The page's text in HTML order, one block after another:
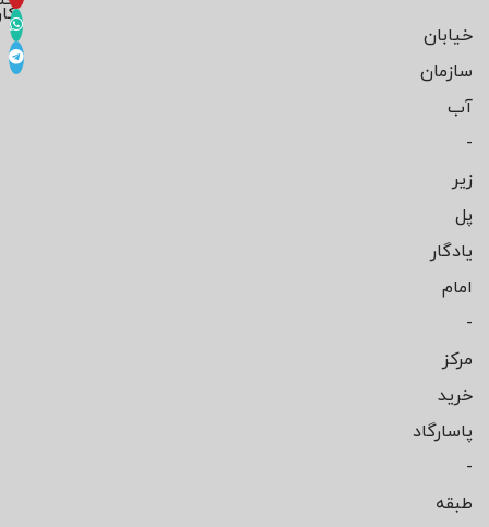
خیابان
سازمان
آب
-
زیر
پل
یادگار
امام
-
مرکز
خرید
پاسارگاد
-
طبقه